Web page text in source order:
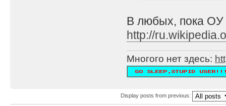
В любых, пока ОУ
http://
Многого нет здесь:
Display posts from previous: